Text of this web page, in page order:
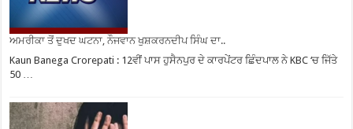
ਅਮਰੀਕਾ ਤੋਂ ਦੁਖਦ ਘਟਨਾ, ਨੌਜਵਾਨ ਖੁਸ਼ਕਰਨਦੀਪ ਸਿੰਘ ਦਾ..
Kaun Banega Crorepati : 12ਵੀਂ ਪਾਸ ਹੁਸੈਨਪੁਰ ਦੇ ਕਾਰਪੇਂਟਰ ਛਿੰਦਪਾਲ ਨੇ KBC ‘ਚ ਜਿੱਤੇ
50 …